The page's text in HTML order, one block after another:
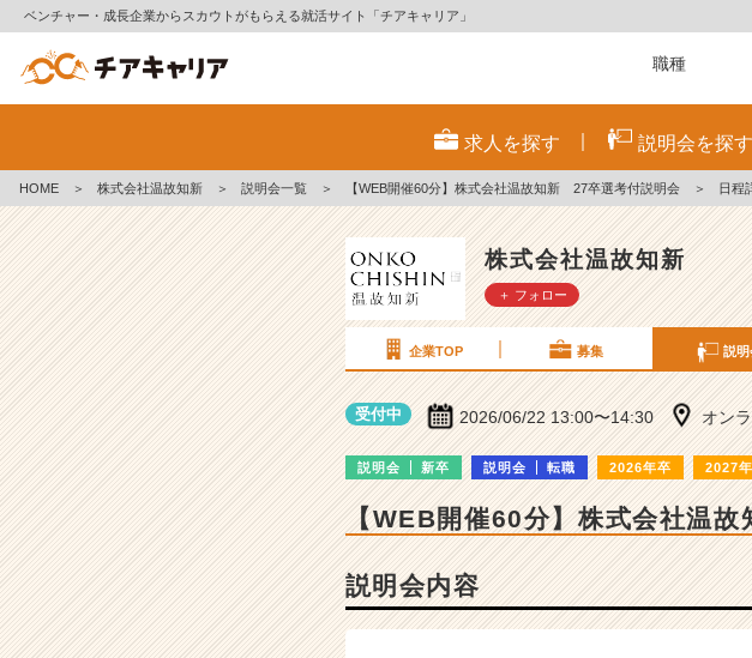
ベンチャー・成長企業からスカウトがもらえる就活サイト「チアキャリア」
社
温
求人を探す 説明会を探す
HOME ＞ 株式会社温故知新 ＞ 説明会一覧 ＞ 【WEB開催60分】株式会社温故知新 27卒選考付説明会 ＞ 日程
株式会社温故知新
＋ フォロー
企業TOP 募集 説明
受付中 2026/06/22 13:00〜14:30 オン
説明会 新卒 説明会 転職 2026年卒 2027
【WEB開催60分】株式会社温
説明会内容